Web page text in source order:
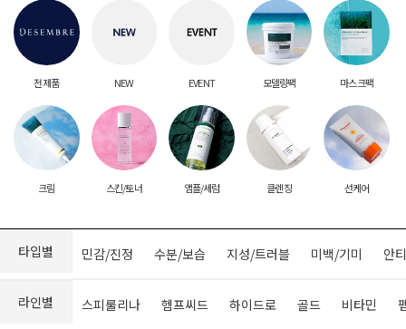
전 제품 NEW EVENT 모델링팩 마스크팩
크림 스킨/토너 앰플/세럼 클렌징 선케어
타입별 민감/진정 수분/보습 지성/트러블 미백/기미 안
라인별 스피룰리나 헴프씨드 하이드로 골드 비타민